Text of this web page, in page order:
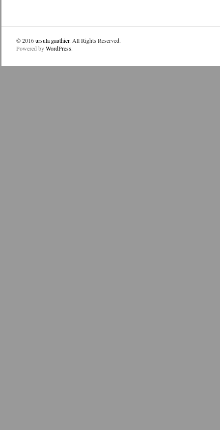
© 2016ursula gauthier. All Rights Reserved.
Powered byWordPress.